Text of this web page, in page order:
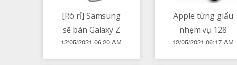
[Rò rỉ] Samsung
sẽ bán Galaxy Z
Fold 3 với giá mà
Galaxy Note
12/05/2021 06:20 AM
Apple từng giấu
nhẹm vụ 128
triệu người dùng
iPhone có thể bị
12/05/2021 06:17 AM